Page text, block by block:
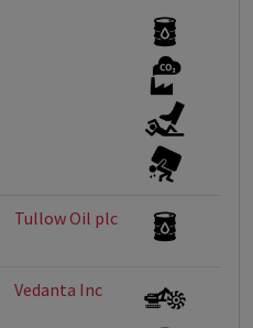
Tullow Oil plc
Vedanta Inc